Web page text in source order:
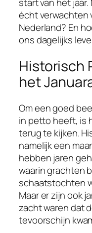
start van het
écht verwachten
Nederland? En
ons dagelijks
Historisch
het
Om een goed
in petto heeft, is
terug te kijken.
namelijk een
hebben jaren
waarin grachten
schaatstochten
Maar er zijn ook
zacht waren dat
tevoorschijn